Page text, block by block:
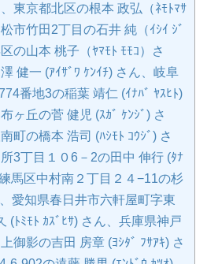
東京都北区の根本 政弘（ﾈﾓﾄﾏｻ
市竹田2丁目の石井 純（ｲｼｲ ｼﾞ
の山本 桃子（ﾔﾏﾓﾄ ﾓﾓｺ）さ
健一 (ｱｲｻﾞﾜ ｹﾝｲﾁ) さん、岐阜
番地3の稲葉 靖仁 (ｲﾅﾊﾞ ﾔｽﾋﾄ)
ヶ丘の菅 健児 (ｽｶﾞ ｹﾝｼﾞ) さ
町の橋本 浩司 (ﾊｼﾓﾄ ｺｳｼﾞ) さ
3丁目１０6－2の田中 伸行 (ﾀﾅ
馬区中村南２丁目２４−11の杉
愛知県春日井市六軒屋町字東
(ﾄﾐﾓﾄ ｶｽﾞﾋｻ) さん、兵庫県神戸
御影の吉田 房章 (ﾖｼﾀﾞ ﾌｻｱｷ) さ